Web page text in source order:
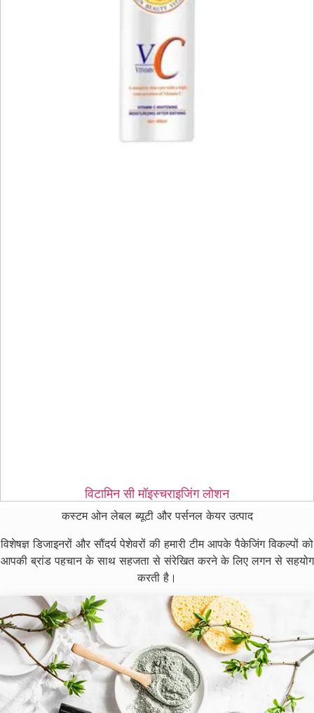
विटामिन सी मॉइस्चराइजिंग लोशन
कस्टम ओन लेबल ब्यूटी और पर्सनल केयर उत्पाद
विशेषज्ञ डिजाइनरों और सौंदर्य पेशेवरों की हमारी टीम आपके पैकेजिंग विकल्पों को
आपकी ब्रांड पहचान के साथ सहजता से संरेखित करने के लिए लगन से सहयोग
करती है।